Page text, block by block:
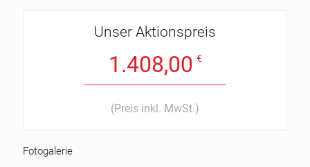
Unser Aktionspreis
1.408,00 €
(Preis inkl. MwSt.)
Fotogalerie